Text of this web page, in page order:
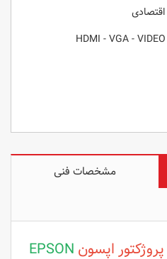
مشخصات فنی
اپسون EPSON